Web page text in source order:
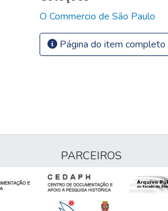
O Commercio de São Paulo
Página do item completo
PARCEIROS